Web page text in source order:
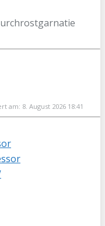
am: 8. August 2026 18:41